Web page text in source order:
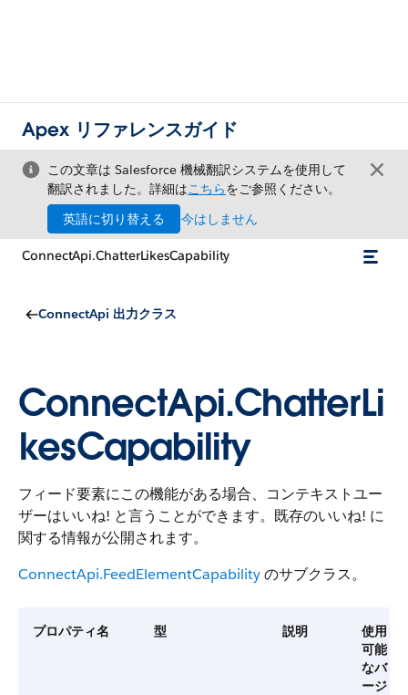
Apex リファレンスガイド
この文章は Salesforce 機械翻訳システムを使用して
翻訳されました。詳細はこちらをご参照ください。
英語に切り替える
今はしません
ConnectApi.ChatterLikesCapability
ConnectApi 出力クラス
ConnectApi.ChatterLi
kesCapability
フィード要素にこの機能がある場合、コンテキストユー
ザーはいいね! と言うことができます。既存のいいね! に
関する情報が公開されます。
ConnectApi.FeedElementCapabilityのサブクラス。
プロパティ名 型 説明
使用
可能
なバ
ージ